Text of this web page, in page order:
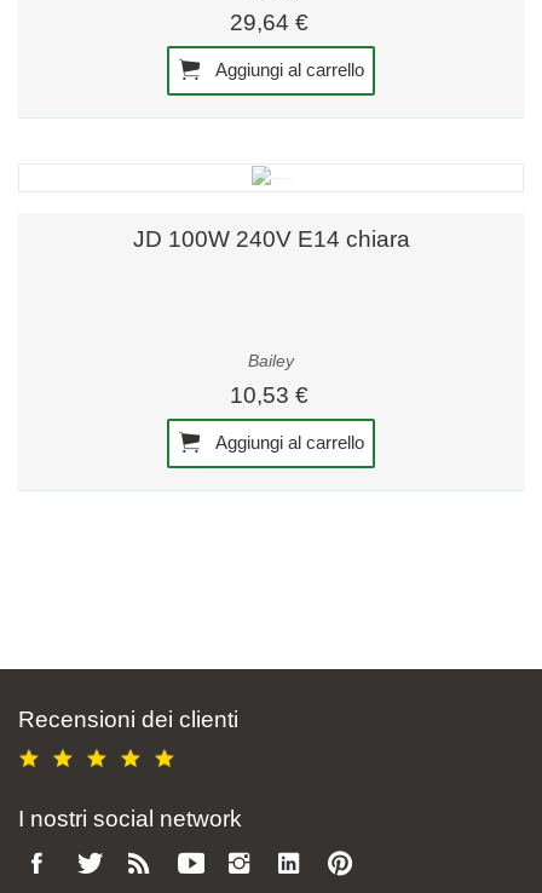
29,64 €
Aggiungi al carrello
JD 100W 240V E14 chiara
Bailey
10,53 €
Aggiungi al carrello
Recensioni dei clienti
I nostri social network